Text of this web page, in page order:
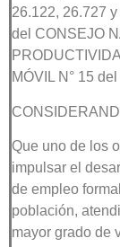
26.122, 26.727
del CONSEJO
MÓVIL N° 15
Que uno de los
impulsar el
de empleo
población,
mayor grado de